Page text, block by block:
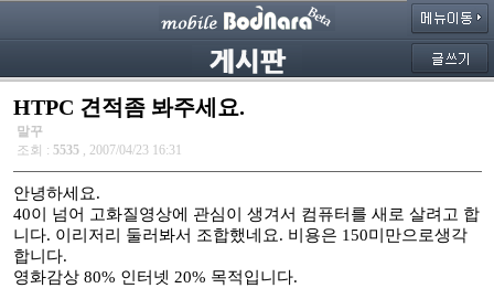
HTPC 견적좀 봐주세요.
말꾸
조회 : 5535 , 2007/04/23 16:31
안녕하세요.
40이 넘어 고화질영상에 관심이 생겨서 컴퓨터를 새로 살려고 합
니다. 이리저리 둘러봐서 조합했네요. 비용은 150미만으로생각
합니다.
영화감상 80% 인터넷 20% 목적입니다.